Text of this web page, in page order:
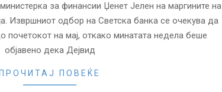
за финансии Џенет Јелен на маргините на
Извршниот одбор на Светска банка се очекува да
почетокот на мај, откако минатата недела беше
објавено дека Дејвид
ПРОЧИТАЈ ПОВЕЌЕ